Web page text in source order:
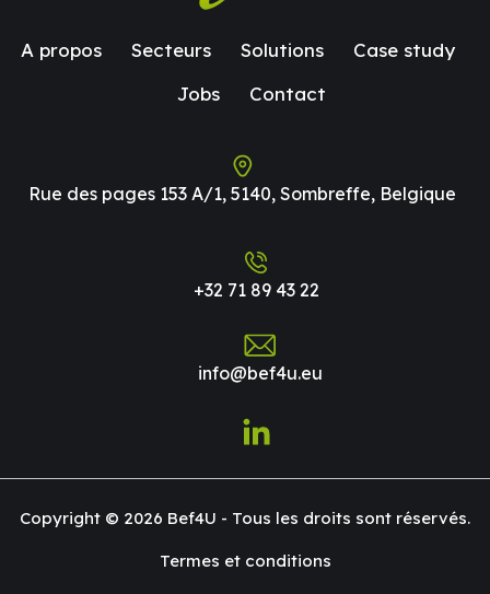
A propos Secteurs Solutions
Case study
Jobs
Contact
Rue des pages 153 A/1, 5140, Sombreffe, Belgique
+32 71 89 43 22
info@bef4u.eu
Copyright © 2026 Bef4U - Tous les droits sont réservés.
Termes et conditions